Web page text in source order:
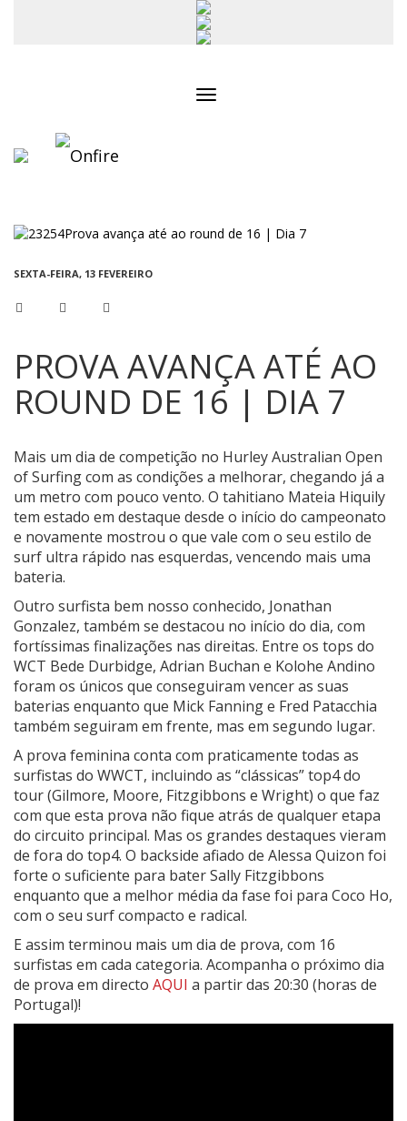
SEXTA-FEIRA, 13 FEVEREIRO
PROVA AVANÇA ATÉ AO
ROUND DE 16 | DIA 7
Mais um dia de competição no Hurley Australian Open
of Surfing com as condições a melhorar, chegando já a
um metro com pouco vento. O tahitiano Mateia Hiquily
tem estado em destaque desde o início do campeonato
e novamente mostrou o que vale com o seu estilo de
surf ultra rápido nas esquerdas, vencendo mais uma
bateria.
Outro surfista bem nosso conhecido, Jonathan
Gonzalez, também se destacou no início do dia, com
fortíssimas finalizações nas direitas. Entre os tops do
WCT Bede Durbidge, Adrian Buchan e Kolohe Andino
foram os únicos que conseguiram vencer as suas
baterias enquanto que Mick Fanning e Fred Patacchia
também seguiram em frente, mas em segundo lugar.
A prova feminina conta com praticamente todas as
surfistas do WWCT, incluindo as “clássicas” top4 do
tour (Gilmore, Moore, Fitzgibbons e Wright) o que faz
com que esta prova não fique atrás de qualquer etapa
do circuito principal. Mas os grandes destaques vieram
de fora do top4. O backside afiado de Alessa Quizon foi
forte o suficiente para bater Sally Fitzgibbons
enquanto que a melhor média da fase foi para Coco Ho,
com o seu surf compacto e radical.
E assim terminou mais um dia de prova, com 16
surfistas em cada categoria. Acompanha o próximo dia
de prova em directo AQUI a partir das 20:30 (horas de
Portugal)!